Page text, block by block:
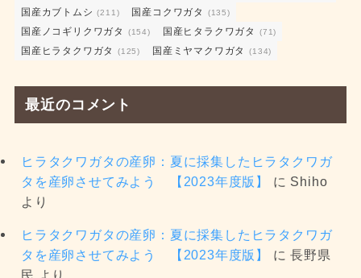
国産カブトムシ (211) 国産コクワガタ (135)
国産ノコギリクワガタ (154) 国産ヒタラクワガタ (71)
国産ヒラタクワガタ (125) 国産ミヤマクワガタ (134)
最近のコメント
ヒラタクワガタの産卵：夏に採集したヒラタクワガ
タを産卵させてみよう 【2023年度版】
に Shiho
より
ヒラタクワガタの産卵：夏に採集したヒラタクワガ
タを産卵させてみよう 【2023年度版】
に長野県
民 より